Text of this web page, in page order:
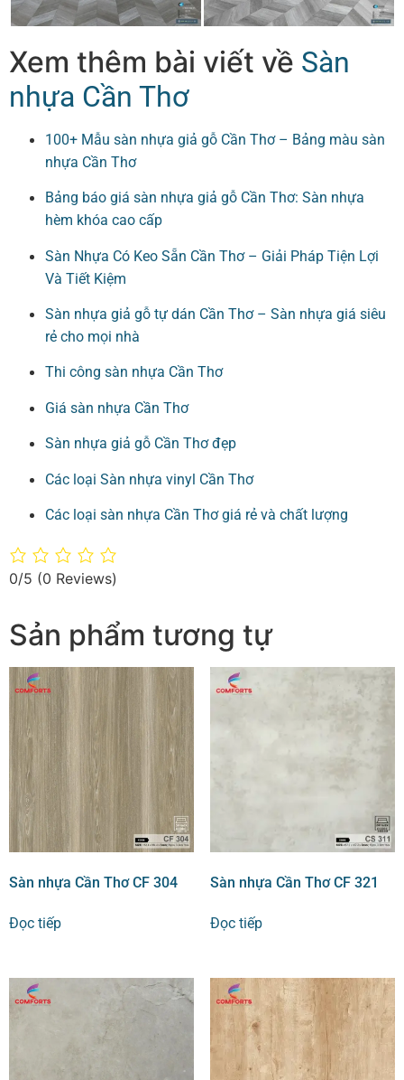
Xem thêm bài viết về Sàn
nhựa Cần Thơ
100+ Mẫu sàn nhựa giả gỗ Cần Thơ – Bảng màu sàn
nhựa Cần Thơ
Bảng báo giá sàn nhựa giả gỗ Cần Thơ: Sàn nhựa
hèm khóa cao cấp
Sàn Nhựa Có Keo Sẵn Cần Thơ – Giải Pháp Tiện Lợi
Và Tiết Kiệm
Sàn nhựa giả gỗ tự dán Cần Thơ – Sàn nhựa giá siêu
rẻ cho mọi nhà
Thi công sàn nhựa Cần Thơ
Giá sàn nhựa Cần Thơ
Sàn nhựa giả gỗ Cần Thơ đẹp
Các loại Sàn nhựa vinyl Cần Thơ
Các loại sàn nhựa Cần Thơ giá rẻ và chất lượng
0/5 (0 Reviews)
Sản phẩm tương tự
Sàn nhựa Cần Thơ CF 304
Đọc tiếp
Sàn nhựa Cần Thơ CF 321
Đọc tiếp